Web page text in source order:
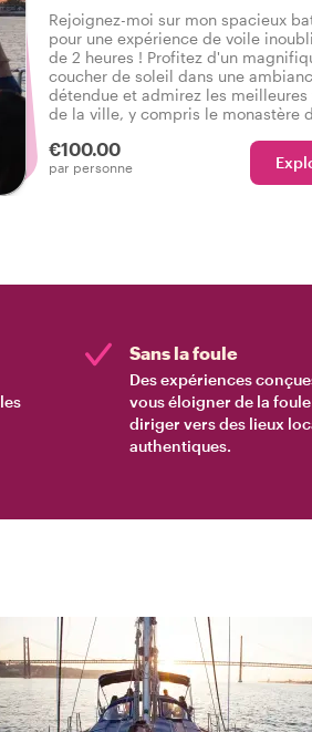
Rejoignez-moi sur mon spacieux
pour une expérience de voile
de 2 heures ! Profitez d'un
coucher de soleil dans une
détendue et admirez les meilleures
de la ville, y compris le monastère
Disponible et agréable à faire en
saisons !
€100.00
par personne
Sans la foule
Des expériences
vous éloigner de la
diriger vers des lieux
authentiques.